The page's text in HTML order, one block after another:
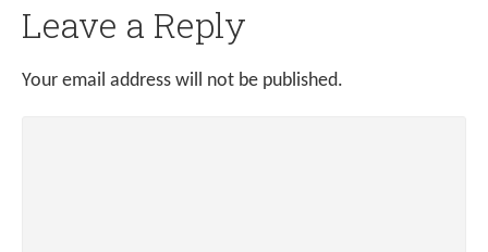
Leave a Reply
Your email address will not be published.